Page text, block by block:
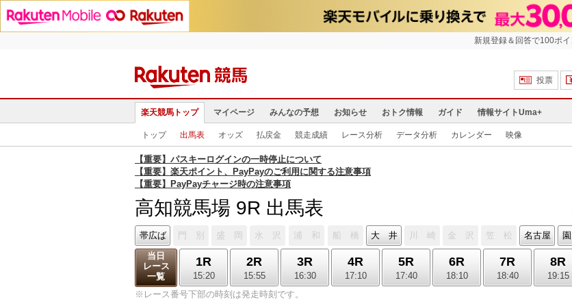
新規登録＆回答で100ポ
投票
楽天競馬トップ マイページ みんなの予想 お知らせ おトク情報 ガイド 情報サイトUma+
トップ 出馬表 オッズ 払戻金 競走成績 レース分析 データ分析 カレンダー 映像
【重要】パスキーログインの一時停止について
【重要】楽天ポイント、PayPayのご利用に関する注意事項
【重要】PayPayチャージ時の注意事項
高知競馬場 9R 出馬表
帯広ば 門 別 盛 岡 水 沢 浦 和 船 橋 大 井 川 崎 金 沢 笠 松 名古屋
当日
レース
一覧
1R
15:20
2R
15:55
3R
16:30
4R
17:10
5R
17:40
6R
18:10
7R
18:40
8R
19:15
※レース番号下部の時刻は発走時刻です。